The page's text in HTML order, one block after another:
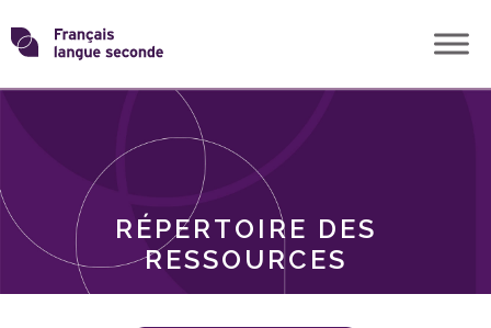
Skip
toTransformons
langue
RÉPERTOIRE DES
RESSOURCES
THÈMES